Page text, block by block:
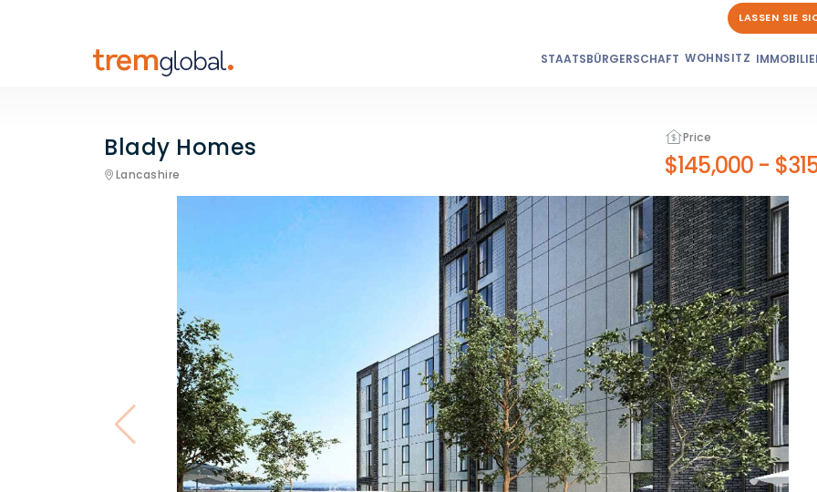
LASSEN SIE
STAATSBÜRGERSCHAFT WOHNSITZ
Blady Homes
Lancashire
Price
$145,000 -